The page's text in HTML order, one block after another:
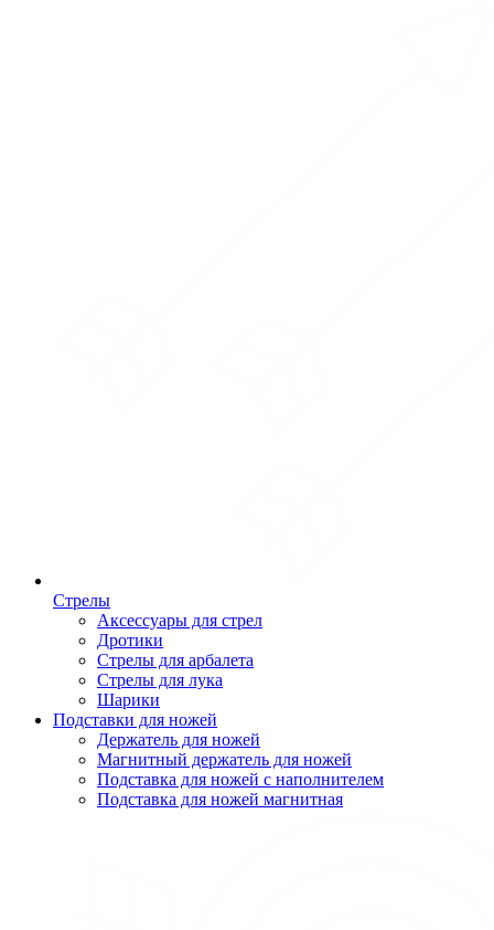
Стрелы
Аксессуары для стрел
Дротики
Стрелы для арбалета
Стрелы для лука
Шарики
Подставки для ножей
Держатель для ножей
Магнитный держатель для ножей
Подставка для ножей с наполнителем
Подставка для ножей магнитная